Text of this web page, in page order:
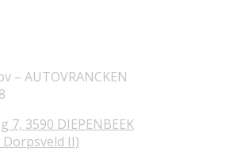
– AUTOVRANCKEN
7, 3590 DIEPENBEEK
II)